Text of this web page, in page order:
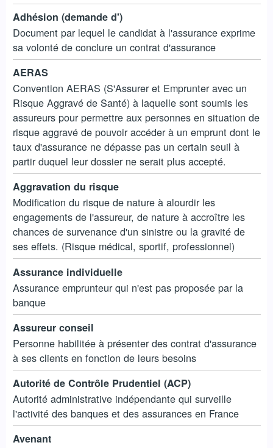
Adhésion (demande d')
Document par lequel le candidat à l'assurance exprime
sa volonté de conclure un contrat d'assurance
AERAS
Convention AERAS (S'Assurer et Emprunter avec un
Risque Aggravé de Santé) à laquelle sont soumis les
assureurs pour permettre aux personnes en situation de
risque aggravé de pouvoir accéder à un emprunt dont le
taux d'assurance ne dépasse pas un certain seuil à
partir duquel leur dossier ne serait plus accepté.
Aggravation du risque
Modification du risque de nature à alourdir les
engagements de l'assureur, de nature à accroître les
chances de survenance d'un sinistre ou la gravité de
ses effets. (Risque médical, sportif, professionnel)
Assurance individuelle
Assurance emprunteur qui n'est pas proposée par la
banque
Assureur conseil
Personne habilitée à présenter des contrat d'assurance
à ses clients en fonction de leurs besoins
Autorité de Contrôle Prudentiel (ACP)
Autorité administrative indépendante qui surveille
l'activité des banques et des assurances en France
Avenant